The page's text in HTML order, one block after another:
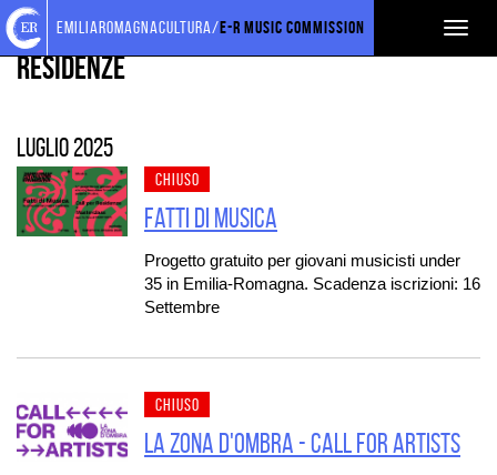
Torna
alla
home
page
Cerca
nel
sito
Salta
ai
contenuti
Salta
al
menu
principale
emiliaromagnacultura/E-R Music Commission
PROGETTI SOSTENUTI
Residenze
luglio 2025
CHIUSO
Fatti di Musica
Progetto gratuito per giovani musicisti under
35 in Emilia-Romagna. Scadenza iscrizioni: 16
Settembre
CHIUSO
LA ZONA D'OMBRA - CALL FOR ARTISTS